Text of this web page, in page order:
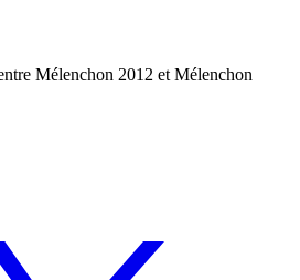
Mélenchon 2012 et Mélenchon